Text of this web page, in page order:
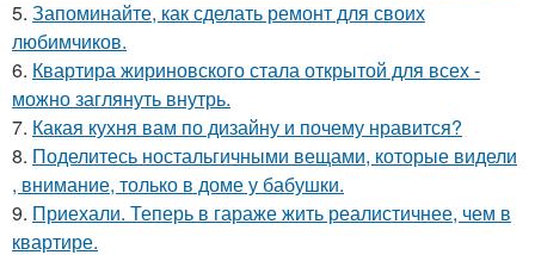
5. Запоминайте, как сделать ремонт для своих
любимчиков.
6. Квартира жириновского стала открытой для всех -
можно заглянуть внутрь.
7. Какая кухня вам по дизайну и почему нравится?
8. Поделитесь ностальгичными вещами, которые видели
, внимание, только в доме у бабушки.
9. Приехали. Теперь в гараже жить реалистичнее, чем в
квартире.